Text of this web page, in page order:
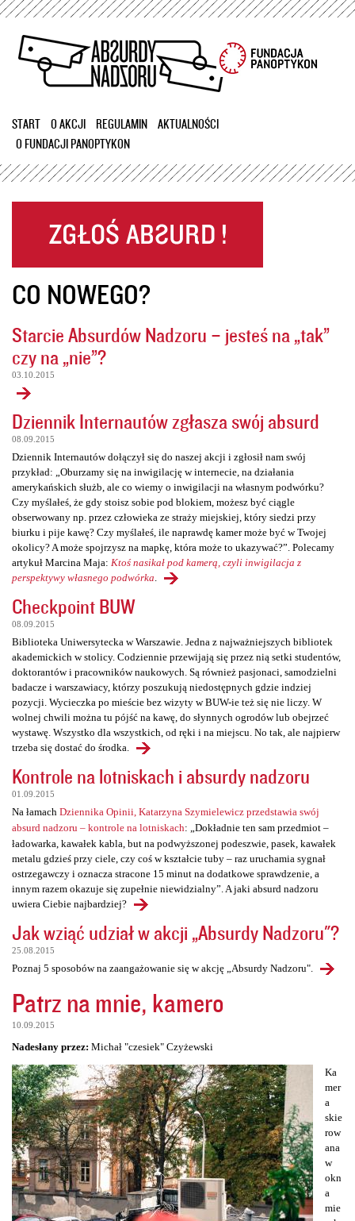
Przejdź
treści
START O AKCJI REGULAMIN
AKTUALNOŚCI
O FUNDACJI PANOPTYKON
CO NOWEGO?
Starcie Absurdów Nadzoru – jesteś na „tak”
czy na „nie”?
03.10.2015
Dziennik Internautów zgłasza swój absurd
08.09.2015
Dziennik Internautów dołączył się do naszej akcji i zgłosił nam swój
przykład: „Oburzamy się na inwigilację w internecie, na działania
amerykańskich służb, ale co wiemy o inwigilacji na własnym podwórku?
Czy myślałeś, że gdy stoisz sobie pod blokiem, możesz być ciągle
obserwowany np. przez człowieka ze straży miejskiej, który siedzi przy
biurku i pije kawę? Czy myślałeś, ile naprawdę kamer może być w Twojej
okolicy? A może spojrzysz na mapkę, która może to ukazywać?”. Polecamy
artykuł Marcina Maja: Ktoś nasikał pod kamerą, czyli inwigilacja z
perspektywy własnego podwórka
Checkpoint BUW
08.09.2015
Biblioteka Uniwersytecka w Warszawie. Jedna z najważniejszych bibliotek
akademickich w stolicy. Codziennie przewijają się przez nią setki studentów,
doktorantów i pracowników naukowych. Są również pasjonaci, samodzielni
badacze i warszawiacy, którzy poszukują niedostępnych gdzie indziej
pozycji. Wycieczka po mieście bez wizyty w BUW-ie też się nie liczy. W
wolnej chwili można tu pójść na kawę, do słynnych ogrodów lub obejrzeć
wystawę. Wszystko dla wszystkich, od ręki i na miejscu. No tak, ale najpierw
trzeba się dostać do środka.
Kontrole na lotniskach i absurdy nadzoru
01.09.2015
Na łamach Dziennika Opinii, Katarzyna Szymielewicz przedstawia swój
absurd nadzoru – kontrole na lotniskach: „Dokładnie ten sam przedmiot –
ładowarka, kawałek kabla, but na podwyższonej podeszwie, pasek, kawałek
metalu gdzieś przy ciele, czy coś w kształcie tuby – raz uruchamia sygnał
ostrzegawczy i oznacza stracone 15 minut na dodatkowe sprawdzenie, a
innym razem okazuje się zupełnie niewidzialny”. A jaki absurd nadzoru
uwiera Ciebie najbardziej?
Jak wziąć udział w akcji „Absurdy Nadzoru"?
25.08.2015
Poznaj 5 sposobów na zaangażowanie się w akcję „Absurdy Nadzoru".
Patrz na mnie, kamero
10.09.2015
Nadesłany przez: Michał "czesiek" Czyżewski
Ka
mer
a
skie
row
ana
w
okn
a
mie